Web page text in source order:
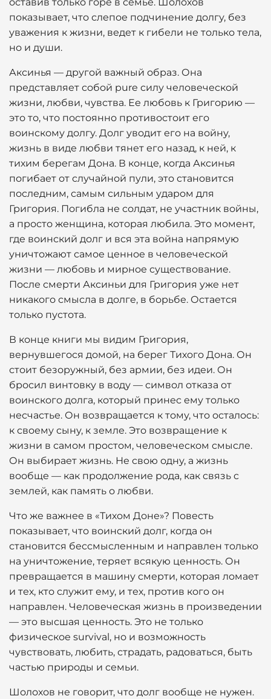
показывает, что слепое подчинение долгу, без
уважения к жизни, ведет к гибели не только тела,
но и души.
Аксинья — другой важный образ. Она
представляет собой pure силу человеческой
жизни, любви, чувства. Ее любовь к Григорию —
это то, что постоянно противостоит его
воинскому долгу. Долг уводит его на войну,
жизнь в виде любви тянет его назад, к ней, к
тихим берегам Дона. В конце, когда Аксинья
погибает от случайной пули, это становится
последним, самым сильным ударом для
Григория. Погибла не солдат, не участник войны,
а просто женщина, которая любила. Это момент,
где воинский долг и вся эта война напрямую
уничтожают самое ценное в человеческой
жизни — любовь и мирное существование.
После смерти Аксиньи для Григория уже нет
никакого смысла в долге, в борьбе. Остается
только пустота.
В конце книги мы видим Григория,
вернувшегося домой, на берег Тихого Дона. Он
стоит безоружный, без армии, без идеи. Он
бросил винтовку в воду — символ отказа от
воинского долга, который принес ему только
несчастье. Он возвращается к тому, что осталось:
к своему сыну, к земле. Это возвращение к
жизни в самом простом, человеческом смысле.
Он выбирает жизнь. Не свою одну, а жизнь
вообще — как продолжение рода, как связь с
землей, как память о любви.
Что же важнее в «Тихом Доне»? Повесть
показывает, что воинский долг, когда он
становится бессмысленным и направлен только
на уничтожение, теряет всякую ценность. Он
превращается в машину смерти, которая ломает
и тех, кто служит ему, и тех, против кого он
направлен. Человеческая жизнь в произведении
— это высшая ценность. Это не только
физическое survival, но и возможность
чувствовать, любить, страдать, радоваться, быть
частью природы и семьи.
Шолохов не говорит, что долг вообще не нужен.